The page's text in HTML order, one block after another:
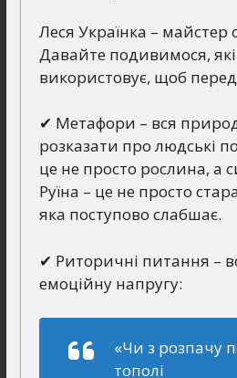
Леся Українка – майстер
Давайте подивимося,
використовує, щоб
✔ Метафори – вся
розказати про людські
це не просто рослина, а
Руїна – це не просто
яка поступово слабшає.
✔ Риторичні питання –
емоційну напругу:
«Чи з розпачу
тополі